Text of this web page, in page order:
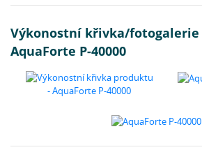
Výkonostní křivka/
AquaForte P-40000